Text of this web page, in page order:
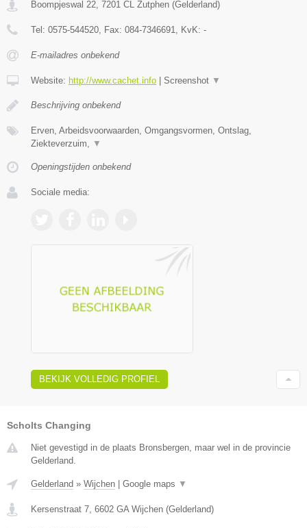
Boompjeswal 22 7201 CL Zutphen (Gelderland)
Tel: 0575-544520 , Fax: 084-7346691 , KvK: -
E-mailadres onbekend
Website: http://www.cachet.info Screenshot ▼
Beschrijving onbekend
Erven, Arbeidsvoorwaarden, Omgangsvormen, Ontslag,
Ziekteverzuim,
▼
Openingstijden onbekend
Sociale media:
BEKIJK VOLLEDIG PROFIEL
Scholts Changing
Niet gevestigd in de plaats Bronsbergen, maar wel in de provincie
Gelderland.
Gelderland » Wijchen | Google maps ▼
Kersenstraat 7 6602 GA Wijchen (Gelderland)